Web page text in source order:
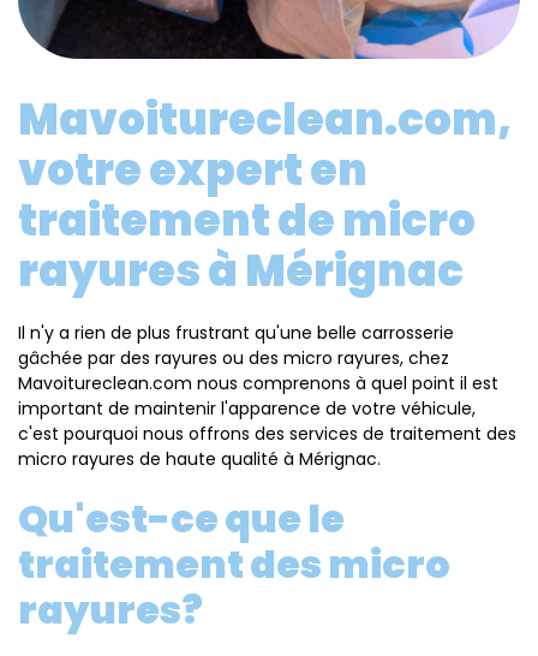
Mavoitureclean.com,
votre expert en
traitement de micro
rayures à Mérignac
Il n'y a rien de plus frustrant qu'une belle carrosserie
gâchée par des rayures ou des micro rayures, chez
Mavoitureclean.com nous comprenons à quel point il est
important de maintenir l'apparence de votre véhicule,
c'est pourquoi nous offrons des services de traitement des
micro rayures de haute qualité à Mérignac.
Qu'est-ce que le
traitement des micro
rayures?